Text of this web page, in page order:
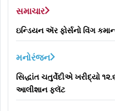
સમાચાર
ઇન્ડિયન ઍર ફોર્સનો વિંગ
મનોરંજન
સિદ્ધાંત ચતુર્વેદીએ ખરીદ્યો
આલીશાન ફ્લૅટ